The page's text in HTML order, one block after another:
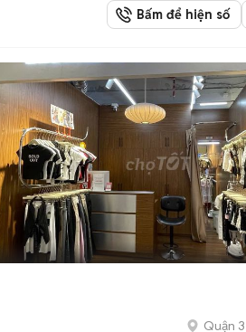
Bấm để hiện số
Quận 3